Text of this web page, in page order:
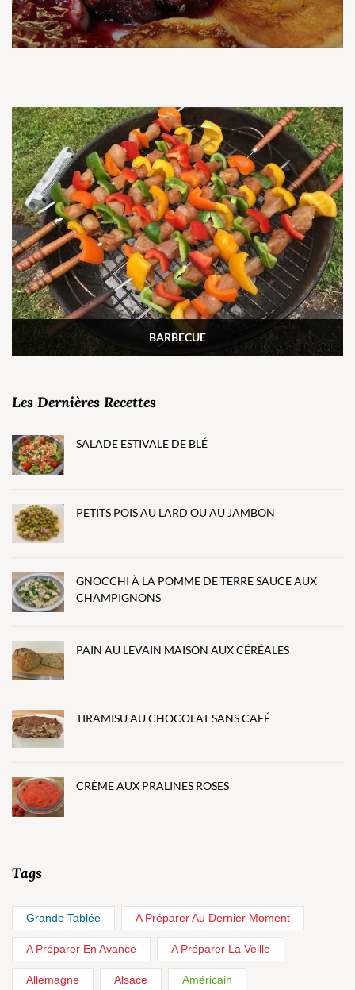
BARBECUE
Les Dernières Recettes
SALADE ESTIVALE DE BLÉ
PETITS POIS AU LARD OU AU JAMBON
GNOCCHI À LA POMME DE TERRE SAUCE AUX
CHAMPIGNONS
PAIN AU LEVAIN MAISON AUX CÉRÉALES
TIRAMISU AU CHOCOLAT SANS CAFÉ
CRÈME AUX PRALINES ROSES
Tags
Grande Tablée A Préparer Au Dernier Moment
A Préparer En Avance A Préparer La Veille
Allemagne Alsace Américain